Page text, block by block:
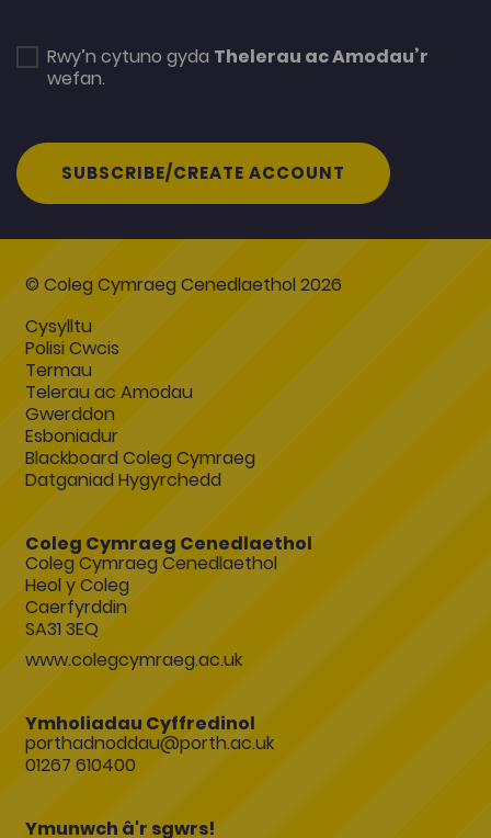
Rwy’n cytuno gyda Thelerau ac Amodau’r
wefan.
SUBSCRIBE/CREATE ACCOUNT
© Coleg Cymraeg Cenedlaethol 2026
Cysylltu
Polisi Cwcis
Termau
Telerau ac Amodau
Gwerddon
Esboniadur
Blackboard Coleg Cymraeg
Datganiad Hygyrchedd
Coleg Cymraeg Cenedlaethol
Coleg Cymraeg Cenedlaethol
Heol y Coleg
Caerfyrddin
SA31 3EQ
www.colegcymraeg.ac.uk
Ymholiadau Cyffredinol
porthadnoddau@porth.ac.uk
01267 610400
Ymunwch â'r sgwrs!